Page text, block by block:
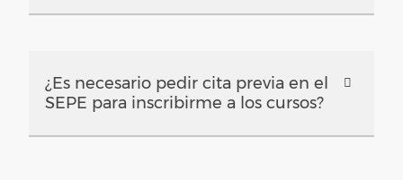
¿Es necesario pedir cita previa en el
SEPE para inscribirme a los cursos?